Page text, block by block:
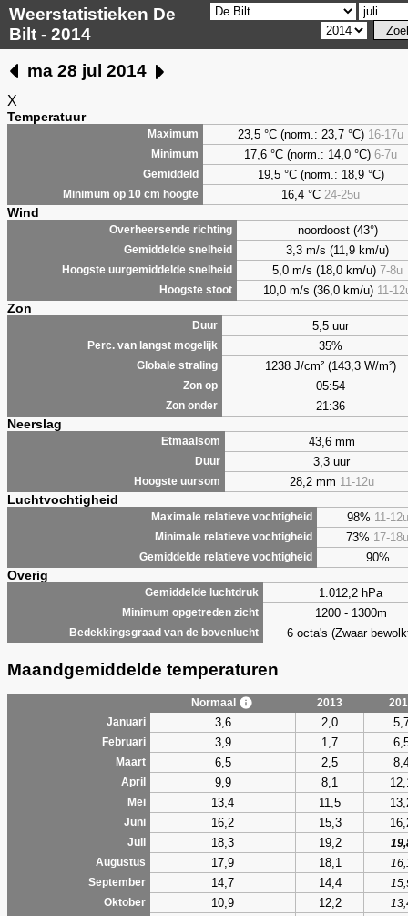
Weerstatistieken De
Bilt - 2014
ma 28 jul 2014
X
Temperatuur
Maximum 23,5 °C (norm.: 23,7 °C) 16-17u
Minimum 17,6 °C (norm.: 14,0 °C) 6-7u
Gemiddeld 19,5 °C (norm.: 18,9 °C)
Minimum op 10 cm hoogte 16,4 °C 24-25u
Wind
Overheersende richting noordoost (43°)
Gemiddelde snelheid 3,3 m/s (11,9 km/u)
Hoogste uurgemiddelde snelheid 5,0 m/s (18,0 km/u) 7-8u
Hoogste stoot 10,0 m/s (36,0 km/u) 11-
Zon
Duur 5,5 uur
Perc. van langst mogelijk 35%
Globale straling 1238 J/cm² (143,3 W/m²)
Zon op 05:54
Zon onder 21:36
Neerslag
Etmaalsom 43,6 mm
Duur 3,3 uur
Hoogste uursom 28,2 mm 11-12u
Luchtvochtigheid
Maximale relatieve vochtigheid 98% 11-12u
Minimale relatieve vochtigheid 73% 17-18u
Gemiddelde relatieve vochtigheid 90%
Overig
Gemiddelde luchtdruk 1.012,2 hPa
Minimum opgetreden zicht 1200 - 1300m
Bedekkingsgraad van de bovenlucht 6 octa's (Zwaar
Maandgemiddelde temperaturen
Normaal 2013
Januari
3,6 2,0
Februari 3,9 1,7
Maart 6,5 2,5
April 9,9 8,1
Mei 13,4 11,5
Juni 16,2 15,3
Juli 18,3 19,2
Augustus
17,9 18,1
September
14,7 14,4
Oktober
10,9 12,2